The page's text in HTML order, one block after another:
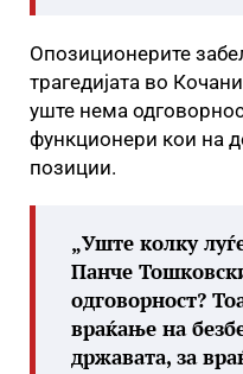
Опозиционерите
трагедијата во
уште нема
функционери кои на
позиции.
„Уште колку
Панче
одговорност?
враќање на
државата, за